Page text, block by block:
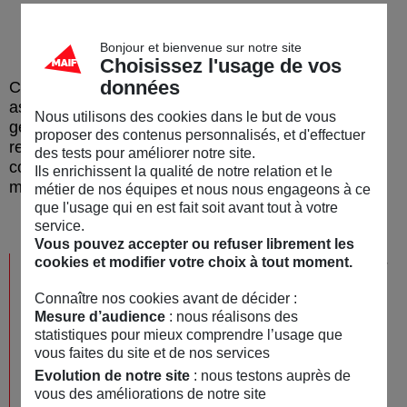
Cette initiative place MAIF parmi les premiers
assureurs présents dans les environnements d’IA
générative, avec une conviction simple : enrichir la
relation de service par des solutions
complémentaires, en laissant à chacun le choix du
mode d’interaction qui lui convient.
Nous voulons marier le meilleur du digital et
de la relation humaine avec cette première
application dans ChatGPT, en proposant un
service utile et accessible. Nous
accompagnons nos sociétaires là où
émergent les nouveaux usages, avec une
information fiable et toujours la possibilité
Bonjour et bienvenue sur notre site
Choisissez l'usage de vos
données
Nous utilisons des cookies dans le but de vous
proposer des contenus personnalisés, et d'effectuer
des tests pour améliorer notre site.
Ils enrichissent la qualité de notre relation et le
métier de nos équipes et nous nous engageons à ce
que l'usage qui en est fait soit avant tout à votre
service.
Vous pouvez accepter ou refuser librement les
cookies et modifier votre choix à tout moment.
Connaître nos cookies avant de décider :
Mesure d’audience: nous réalisons des
statistiques pour mieux comprendre l’usage que
vous faites du site et de nos services
Evolution de notre site: nous testons auprès de
vous des améliorations de notre site